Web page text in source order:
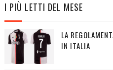
I PIÙ LETTI DEL MESE
LA
IN ITALIA